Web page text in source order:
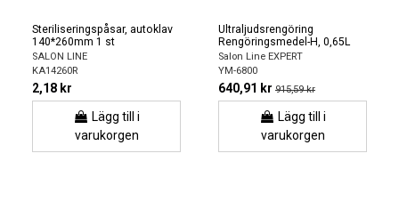
Steriliseringspåsar, autoklav
140*260mm 1 st
SALON LINE
KA14260R
2,18 kr
Lägg till i
varukorgen
Ultraljudsrengöring
Rengöringsmedel-H, 0,65L
Salon Line EXPERT
YM-6800
640,91 kr 915,59 kr
Lägg till i
varukorgen